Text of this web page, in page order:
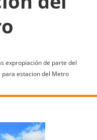
expropiación de parte del
para estacion del Metro